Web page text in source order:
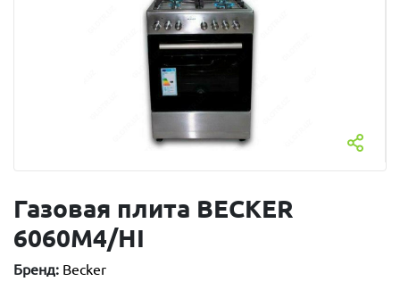
Газовая плита BECKER
6060M4/HI
Бренд: Becker